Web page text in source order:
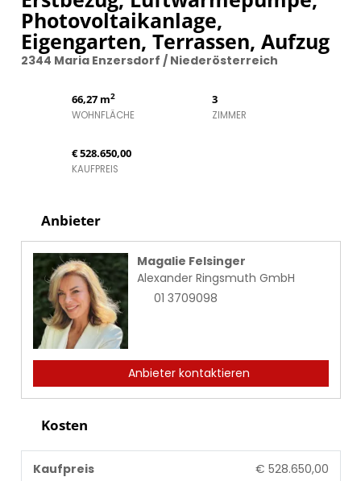
Photovoltaikanlage,
Eigengarten, Terrassen, Aufzug
2344 Maria Enzersdorf / Niederösterreich
66,27 m2
WOHNFLÄCHE
3
ZIMMER
€ 528.650,00
KAUFPREIS
Anbieter
Magalie Felsinger
Alexander Ringsmuth GmbH
01 3709098
Anbieter kontaktieren
Kosten
Kaufpreis
€ 528.650,00